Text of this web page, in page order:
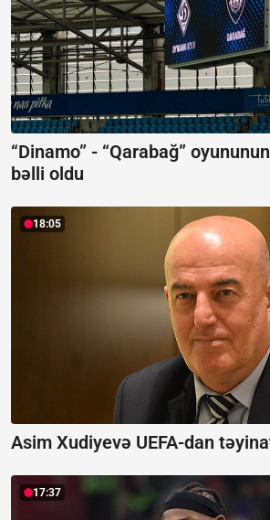
“Dinamo” - “Qarabağ”
bəlli oldu
18:05
Asim Xudiyevə UEFA-dan
17:37